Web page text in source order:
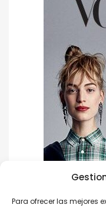
Para ofrecer las mejores